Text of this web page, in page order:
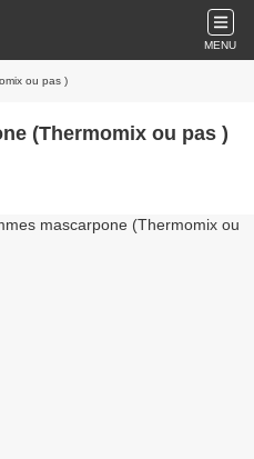
MENU
ou pas )
(Thermomix ou pas )